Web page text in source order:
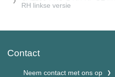
RH linkse versie
Contact
Neem contact met ons op